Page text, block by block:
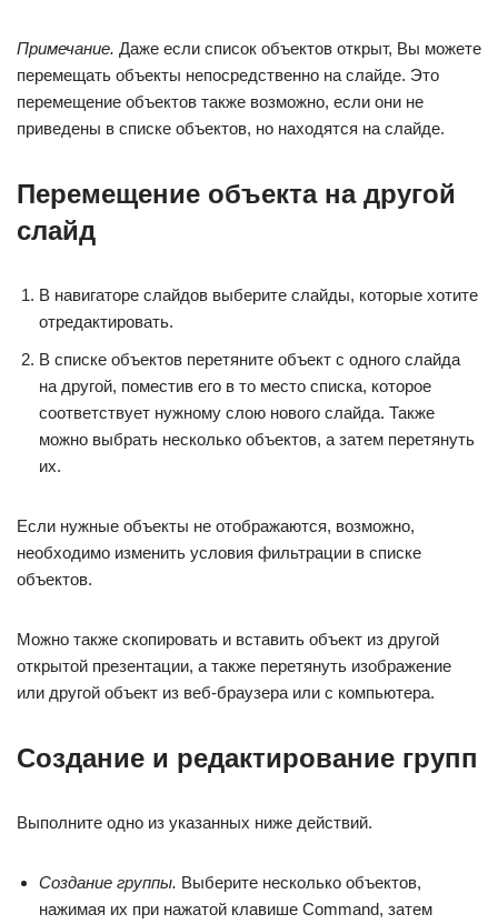
Примечание. Даже если список объектов открыт, Вы можете
перемещать объекты непосредственно на слайде. Это
перемещение объектов также возможно, если они не
приведены в списке объектов, но находятся на слайде.
Перемещение объекта на другой
слайд
В навигаторе слайдов выберите слайды, которые хотите
отредактировать.
В списке объектов перетяните объект с одного слайда
на другой, поместив его в то место списка, которое
соответствует нужному слою нового слайда. Также
можно выбрать несколько объектов, а затем перетянуть
их.
Если нужные объекты не отображаются, возможно,
необходимо изменить условия фильтрации в списке
объектов.
Можно также скопировать и вставить объект из другой
открытой презентации, а также перетянуть изображение
или другой объект из веб-браузера или с компьютера.
Создание и редактирование групп
Выполните одно из указанных ниже действий.
Создание группы. Выберите несколько объектов,
нажимая их при нажатой клавише Command, затем